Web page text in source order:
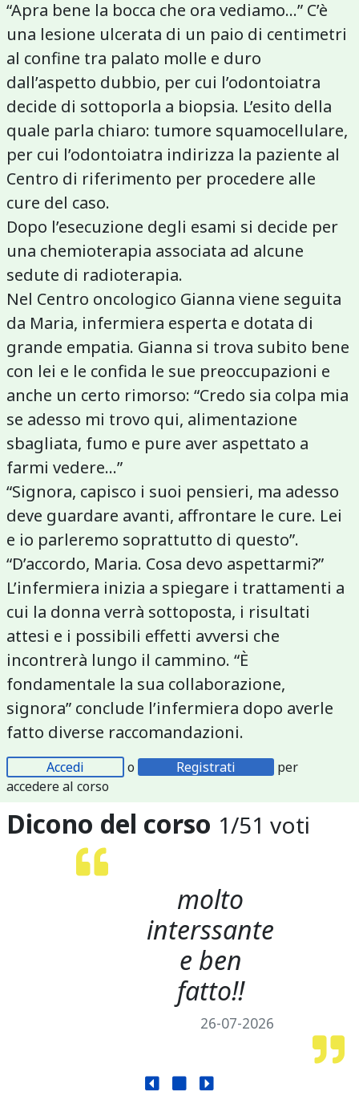
“Apra bene la bocca che ora vediamo…” C’è
una lesione ulcerata di un paio di centimetri
al confine tra palato molle e duro
dall’aspetto dubbio, per cui l’odontoiatra
decide di sottoporla a biopsia. L’esito della
quale parla chiaro: tumore squamocellulare,
per cui l’odontoiatra indirizza la paziente al
Centro di riferimento per procedere alle
cure del caso.
Dopo l’esecuzione degli esami si decide per
una chemioterapia associata ad alcune
sedute di radioterapia.
Nel Centro oncologico Gianna viene seguita
da Maria, infermiera esperta e dotata di
grande empatia. Gianna si trova subito bene
con lei e le confida le sue preoccupazioni e
anche un certo rimorso: “Credo sia colpa mia
se adesso mi trovo qui, alimentazione
sbagliata, fumo e pure aver aspettato a
farmi vedere…”
“Signora, capisco i suoi pensieri, ma adesso
deve guardare avanti, affrontare le cure. Lei
e io parleremo soprattutto di questo”.
“D’accordo, Maria. Cosa devo aspettarmi?”
L’infermiera inizia a spiegare i trattamenti a
cui la donna verrà sottoposta, i risultati
attesi e i possibili effetti avversi che
incontrerà lungo il cammino. “È
fondamentale la sua collaborazione,
signora” conclude l’infermiera dopo averle
fatto diverse raccomandazioni.
Accedi o Registrati
per
accedere al corso
Dicono del corso 1/51 voti
molto
interssante
e ben
fatto!!
26-07-2026